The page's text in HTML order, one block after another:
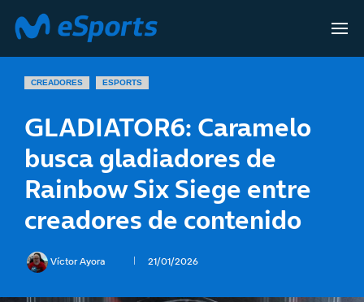
CREADORES ESPORTS
GLADIATOR6: Caramelo
busca gladiadores de
Rainbow Six Siege entre
creadores de contenido
Víctor Ayora 21/01/2026